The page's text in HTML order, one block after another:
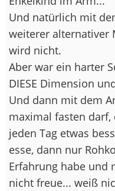
Und natürlich mit
weiterer alternativer
wird nicht.
Aber war ein harter
DIESE Dimension
Und dann mit dem
maximal fasten
jeden Tag etwas
esse, dann nur
Erfahrung habe und
nicht freue... weiß